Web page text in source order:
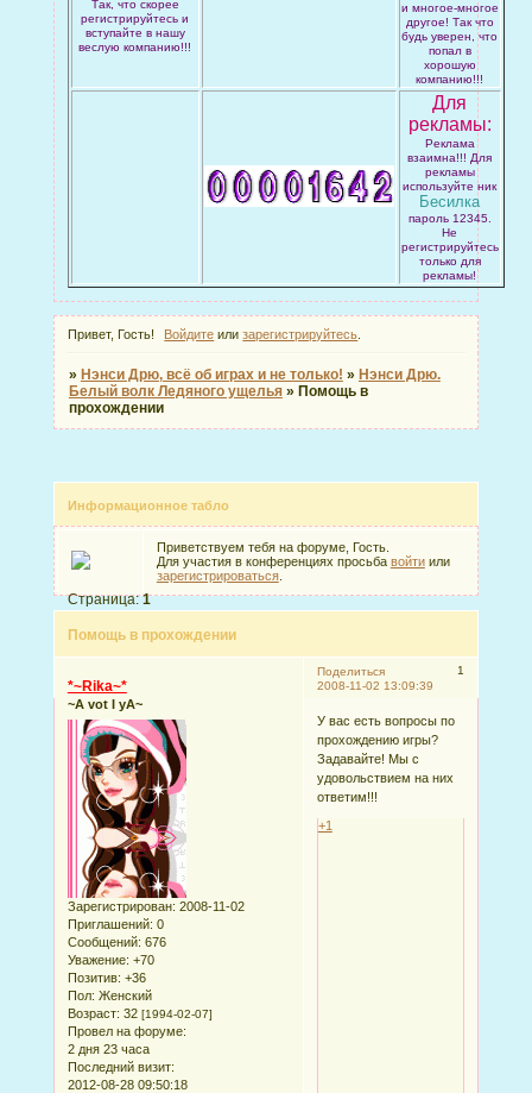
Так, что скорее
регистрируйтесь и
вступайте в нашу
веслую компанию!!!
и многое-многое
другое! Так что
будь уверен, что
попал в
хорошую
компанию!!!
Для
рекламы:
Реклама
взаимна!!! Для
рекламы
используйте ник
Бесилка
пароль 12345.
Не
регистрируйтесь
только для
рекламы!
Привет, Гость! Войдите илизарегистрируйтесь
» Нэнси Дрю, всё об играх и не только! » Нэнси Дрю.
Белый волк Ледяного ущелья » Помощь в
прохождении
Информационное табло
Приветствуем тебя на форуме, Гость.
Для участия в конференциях просьба войтиили
зарегистрироваться.
Помощь в прохождении
Страница:1
Поделиться
1
2008-11-02 13:09:39
*~Rika~*
~A vot I yA~
Зарегистрирован: 2008-11-02
Приглашений: 0
Сообщений: 676
Уважение: +70
Позитив: +36
Пол: Женский
Возраст: 32 [1994-02-07]
Провел на форуме:
2 дня 23 часа
Последний визит:
2012-08-28 09:50:18
У вас есть вопросы по
прохождению игры?
Задавайте! Мы с
удовольствием на них
ответим!!!
+1